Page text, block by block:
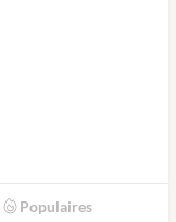
Populaires